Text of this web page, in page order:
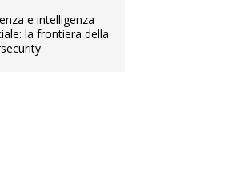
e intelligenza
la frontiera della